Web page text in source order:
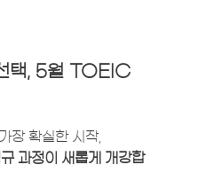
택, 5월 TOEIC
장 확실한 시작,
과정이 새롭게 개강합